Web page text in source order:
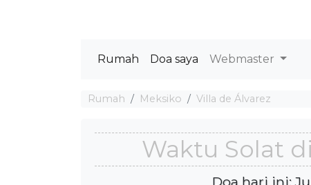
Rumah Doa saya Webmaster
Rumah Meksiko Villa de Álvarez
Waktu Solat
Doa hari ini: